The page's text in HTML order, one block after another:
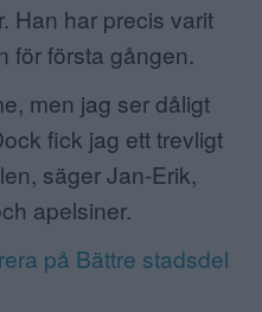
Han har precis varit
för första gången.
men jag ser dåligt
fick jag ett trevligt
säger Jan-Erik,
apelsiner.
på Bättre stadsdel